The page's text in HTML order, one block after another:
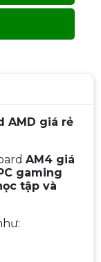
AMD giá rẻ
AM4 giá
gaming
tập và